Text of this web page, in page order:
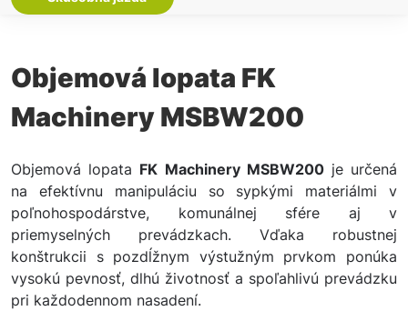
Objemová lopata FK
Machinery MSBW200
Objemová lopata FK Machinery MSBW200je určená
na efektívnu manipuláciu so sypkými materiálmi v
poľnohospodárstve, komunálnej sfére aj v
priemyselných prevádzkach. Vďaka robustnej
konštrukcii s pozdĺžnym výstužným prvkom ponúka
vysokú pevnosť, dlhú životnosť a spoľahlivú prevádzku
pri každodennom nasadení.